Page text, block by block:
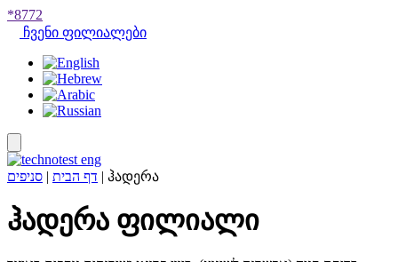
*8772
ჩვენი ფილიალები
דף הבית | סניפים | ჰადერა
ჰადერა ფილიალი